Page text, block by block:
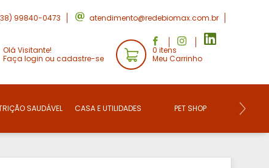
99840-0473 atendimento@redebiomax.com.br
Olá Visitante!
Faça login ou cadastre-se
0 itens
Meu Carrinho
SAUDÁVEL CASA E UTILIDADES PET SHOP